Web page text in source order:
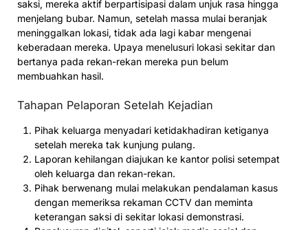
saksi, mereka aktif berpartisipasi dalam unjuk rasa hingga
menjelang bubar. Namun, setelah massa mulai beranjak
meninggalkan lokasi, tidak ada lagi kabar mengenai
keberadaan mereka. Upaya menelusuri lokasi sekitar dan
bertanya pada rekan-rekan mereka pun belum
membuahkan hasil.
Tahapan Pelaporan Setelah Kejadian
Pihak keluarga menyadari ketidakhadiran ketiganya
setelah mereka tak kunjung pulang.
Laporan kehilangan diajukan ke kantor polisi setempat
oleh keluarga dan rekan-rekan.
Pihak berwenang mulai melakukan pendalaman kasus
dengan memeriksa rekaman CCTV dan meminta
keterangan saksi di sekitar lokasi demonstrasi.